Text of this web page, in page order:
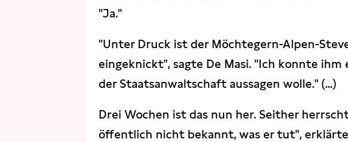
"Ja."
"Unter Druck ist der Möchtegern-Alpen-
eingeknickt", sagte De Masi. "Ich konnte ihm
der Staatsanwaltschaft aussagen wolle." (...)
Drei Wochen ist das nun her. Seither
öffentlich nicht bekannt, was er tut", erklärte